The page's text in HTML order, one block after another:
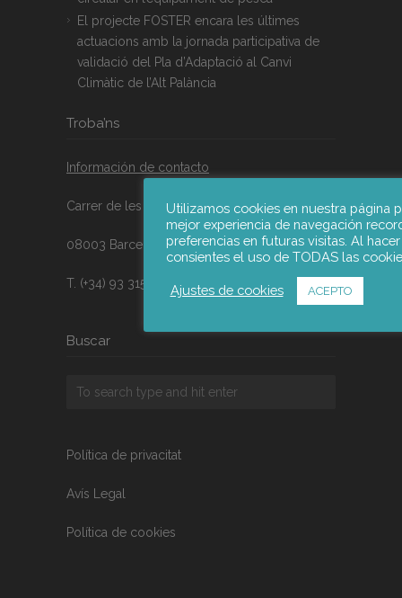
El projecte FOSTER encara les últimes
actuacions amb la jornada participativa de
validació del Pla d’Adaptació al Canvi
Climàtic de l’Alt Palància
Troba’ns
Información de contacto
Carrer de les Jonqueres nº16, 9A
08003 Barcelona, España
T. (+34) 93 315 21 47
Buscar
Política de privacitat
Avís Legal
Política de cookies
Utilizamos cookies en nuestra página
mejor experiencia de navegación
preferencias en futuras visitas. Al
consientes el uso de TODAS las
Ajustes de cookies ACEPTO